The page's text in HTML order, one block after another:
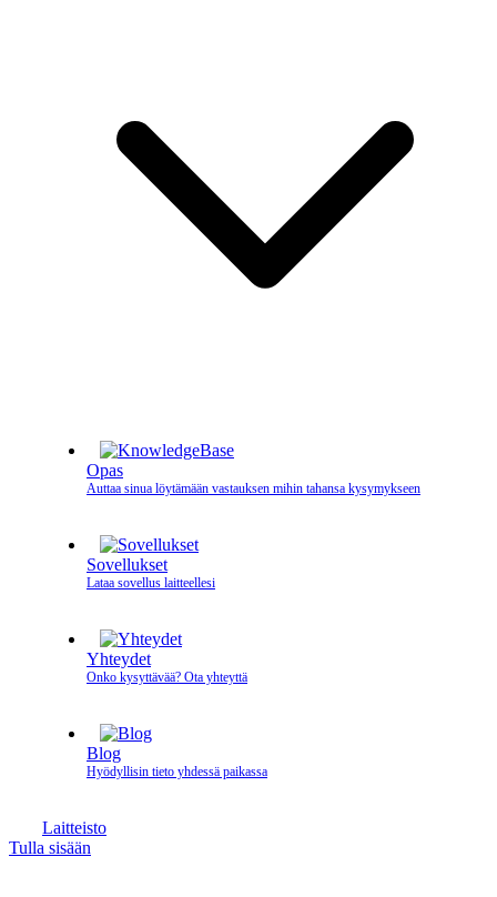
Opas
Auttaa sinua löytämään vastauksen mihin tahansa kysymykseen
Sovellukset
Lataa sovellus laitteellesi
Yhteydet
Onko kysyttävää? Ota yhteyttä
Blog
Hyödyllisin tieto yhdessä paikassa
Laitteisto
Tulla sisään